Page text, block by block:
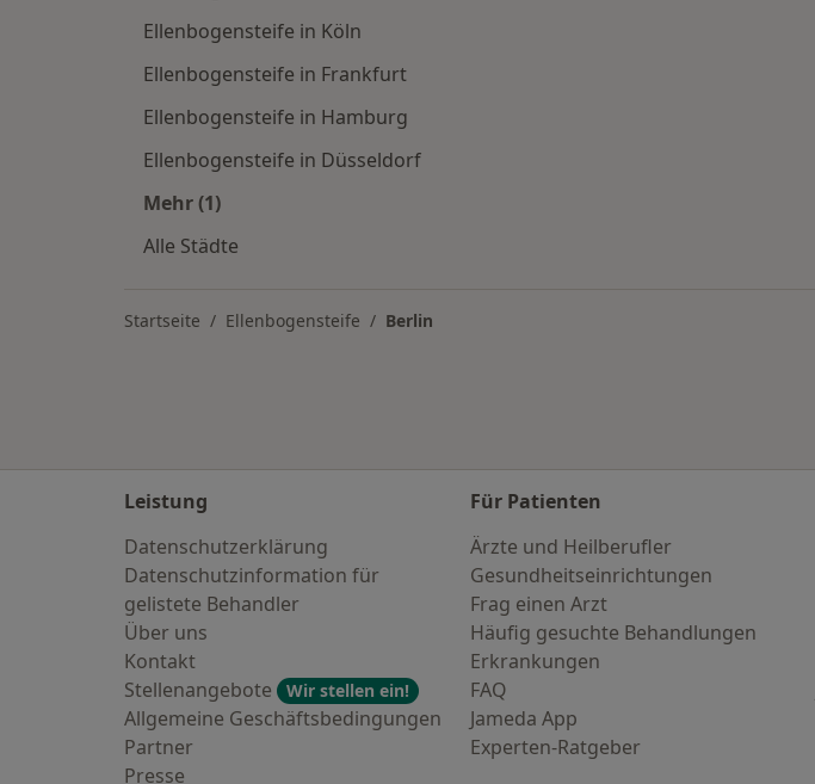
Ellenbogensteife in Köln
Ellenbogensteife in Frankfurt
Ellenbogensteife in Hamburg
Ellenbogensteife in Düsseldorf
Mehr (1)
Alle Städte
Startseite Ellenbogensteife Berlin
Leistung
Datenschutzerklärung
Datenschutzinformation für
gelistete Behandler
Über uns
Kontakt
Stellenangebote
Wir stellen ein!
Allgemeine Geschäftsbedingungen
Partner
Presse
Für Patienten
Ärzte und Heilberufler
Gesundheitseinrichtungen
Frag einen Arzt
Häufig gesuchte Behandlungen
Erkrankungen
FAQ
Jameda App
Experten-Ratgeber